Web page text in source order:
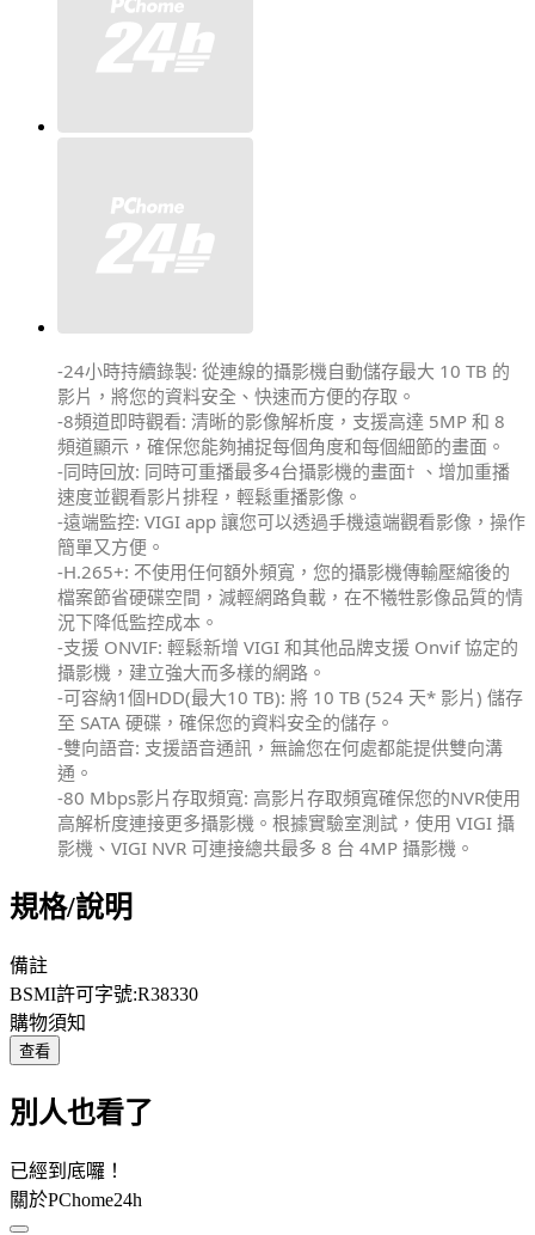
-24小時持續錄製: 從連線的攝影機自動儲存最大 10 TB 的
影片，將您的資料安全、快速而方便的存取。
-8頻道即時觀看: 清晰的影像解析度，支援高達 5MP 和 8
頻道顯示，確保您能夠捕捉每個角度和每個細節的畫面。
-同時回放: 同時可重播最多4台攝影機的畫面† 、增加重播
速度並觀看影片排程，輕鬆重播影像。
-遠端監控: VIGI app 讓您可以透過手機遠端觀看影像，操作
簡單又方便。
-H.265+: 不使用任何額外頻寬，您的攝影機傳輸壓縮後的
檔案節省硬碟空間，減輕網路負載，在不犧牲影像品質的情
況下降低監控成本。
-支援 ONVIF: 輕鬆新增 VIGI 和其他品牌支援 Onvif 協定的
攝影機，建立強大而多樣的網路。
-可容納1個HDD(最大10 TB): 將 10 TB (524 天* 影片) 儲存
至 SATA 硬碟，確保您的資料安全的儲存。
-雙向語音: 支援語音通訊，無論您在何處都能提供雙向溝
通。
-80 Mbps影片存取頻寬: 高影片存取頻寬確保您的NVR使用
高解析度連接更多攝影機。根據實驗室測試，使用 VIGI 攝
影機、VIGI NVR 可連接總共最多 8 台 4MP 攝影機。
規格/說明
備註
BSMI許可字號:R38330
購物須知
查看
別人也看了
已經到底囉！
關於PChome24h